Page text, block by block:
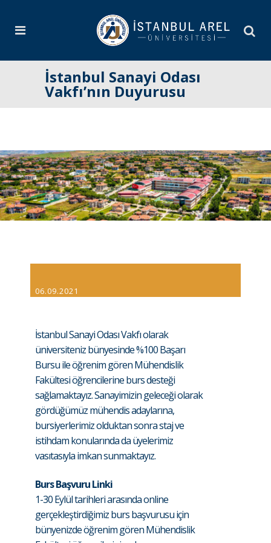
İstanbul Sanayi Odası
Vakfı’nın Duyurusu
06.09.2021
İstanbul Sanayi Odası Vakfı olarak
üniversiteniz bünyesinde %100 Başarı
Bursu ile öğrenim gören Mühendislik
Fakültesi öğrencilerine burs desteği
sağlamaktayız. Sanayimizin geleceği olarak
gördüğümüz mühendis adaylarına,
bursiyerlerimiz olduktan sonra staj ve
istihdam konularında da üyelerimiz
vasıtasıyla imkan sunmaktayız.
Burs Başvuru Linki
1-30 Eylül tarihleri arasında online
gerçekleştirdiğimiz burs başvurusu için
bünyenizde öğrenim gören Mühendislik